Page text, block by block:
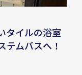
タイルの浴室
テムバスへ！